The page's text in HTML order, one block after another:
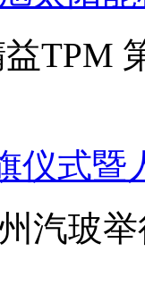
TPM
仪式暨
汽玻